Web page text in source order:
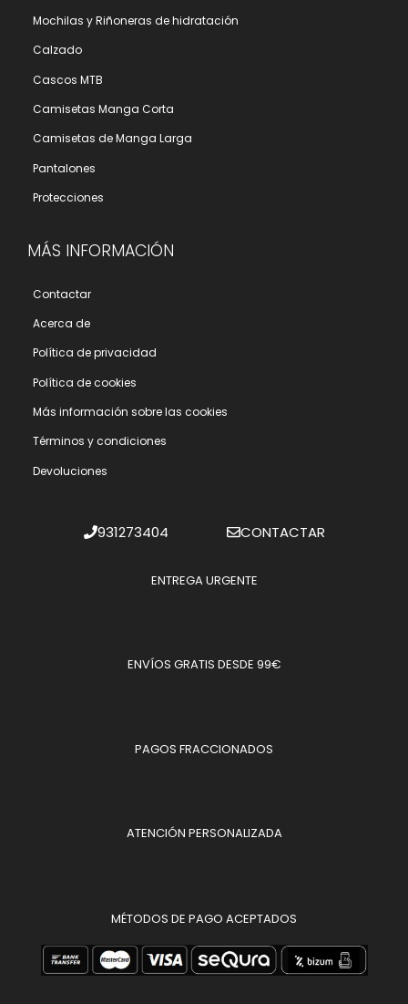
Mochilas y Riñoneras de hidratación
Calzado
Cascos MTB
Camisetas Manga Corta
Camisetas de Manga Larga
Pantalones
Protecciones
MÁS INFORMACIÓN
Contactar
Acerca de
Polí­tica de privacidad
Polí­tica de cookies
Más información sobre las cookies
Términos y condiciones
Devoluciones
931273404 CONTACTAR
ENTREGA URGENTE
ENVÍOS GRATIS DESDE 99€
PAGOS FRACCIONADOS
ATENCIÓN PERSONALIZADA
MÉTODOS DE PAGO ACEPTADOS